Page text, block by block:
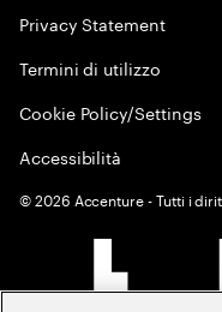
Privacy Statement
Termini di utilizzo
Cookie Policy/Settings
Accessibilità
©2026 Accenture - Tutti i